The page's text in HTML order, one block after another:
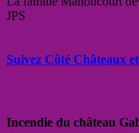
JPS
Suivez Côté Châteaux
Incendie du château